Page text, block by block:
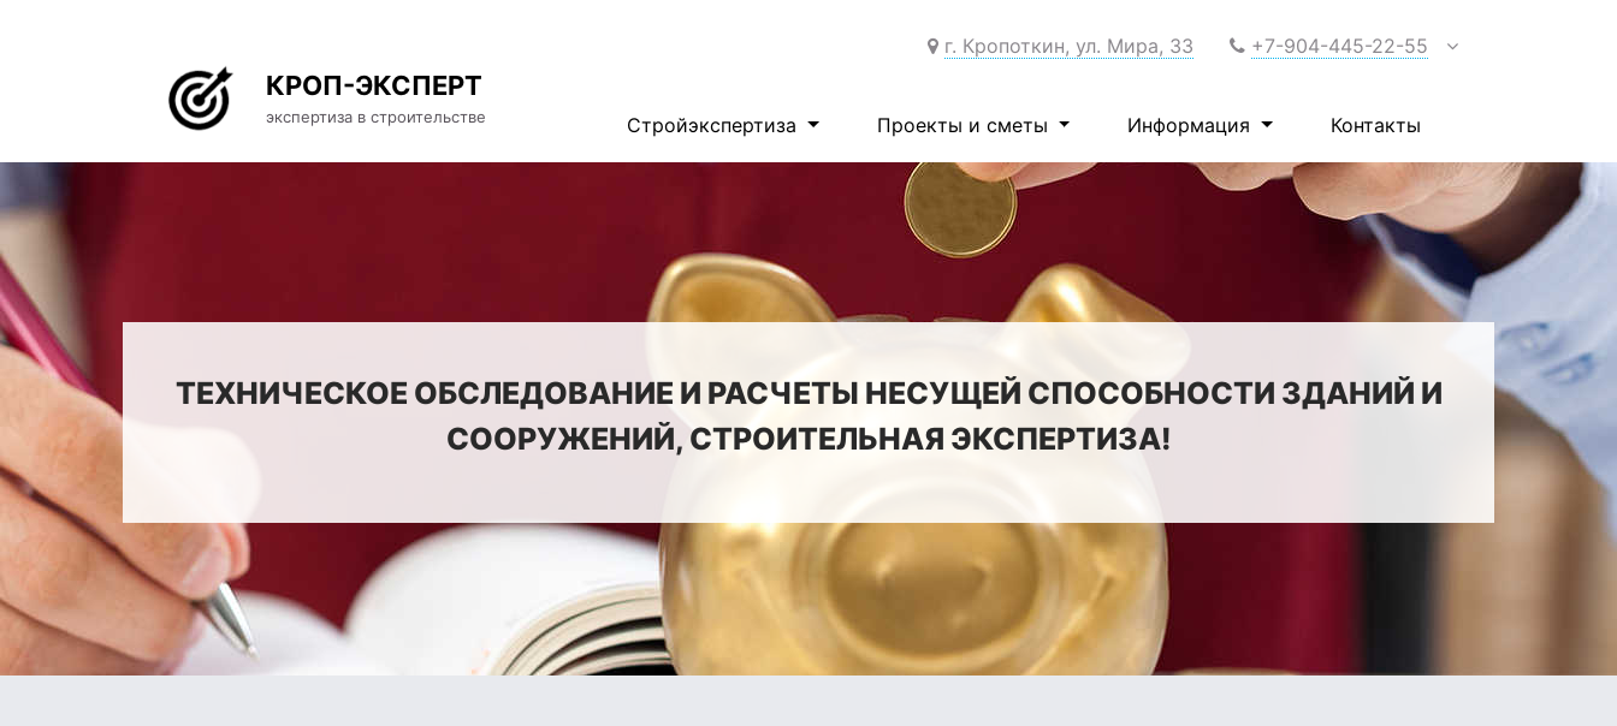
КРОП-ЭКСПЕРТ
экспертиза в строительстве
г. Кропоткин, ул. Мира, 33 +7-904-445-22-55
Стройэкспертиза Проекты и сметы Информация Контакты
ТЕХНИЧЕСКОЕ ОБСЛЕДОВАНИЕ И РАСЧЕТЫ НЕСУЩЕЙ СПОСОБНОСТИ ЗДАНИЙ И
СООРУЖЕНИЙ, СТРОИТЕЛЬНАЯ ЭКСПЕРТИЗА!